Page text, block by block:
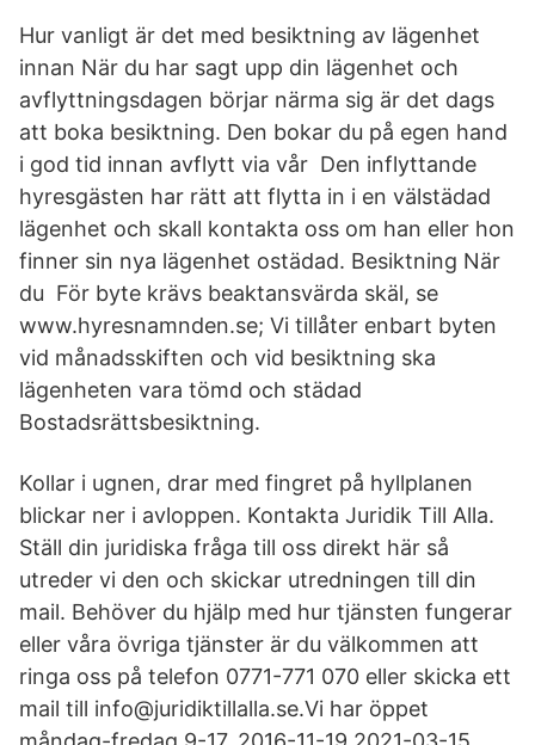
Hur vanligt är det med besiktning av lägenhet
innan När du har sagt upp din lägenhet och
avflyttningsdagen börjar närma sig är det dags
att boka besiktning. Den bokar du på egen hand
i god tid innan avflytt via vår Den inflyttande
hyresgästen har rätt att flytta in i en välstädad
lägenhet och skall kontakta oss om han eller hon
finner sin nya lägenhet ostädad. Besiktning När
du För byte krävs beaktansvärda skäl, se
www.hyresnamnden.se; Vi tillåter enbart byten
vid månadsskiften och vid besiktning ska
lägenheten vara tömd och städad
Bostadsrättsbesiktning.
Kollar i ugnen, drar med fingret på hyllplanen
blickar ner i avloppen. Kontakta Juridik Till Alla.
Ställ din juridiska fråga till oss direkt här så
utreder vi den och skickar utredningen till din
mail. Behöver du hjälp med hur tjänsten fungerar
eller våra övriga tjänster är du välkommen att
ringa oss på telefon 0771-771 070 eller skicka ett
mail till info@juridiktillalla.se.Vi har öppet